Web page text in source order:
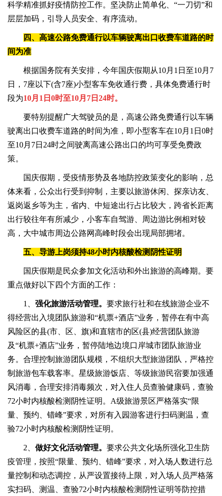
科学精准抓好疫情防控工作。坚决防止简单化、“一刀切”和
层层加码，引导人员安全、有序流动。
四、高速公路免费通行以车辆驶离出口收费车道路的时
间为准
根据国务院有关安排，今年国庆假期从10月1日至10月7
日，7座以下(含7座)小型客车免收通行费，具体免费通行时
段为10月1日0时至10月7日24时。
要特别提醒广大驾驶员的是，高速公路免费通行以车辆
驶离出口收费车道路的时间为准，即小型客车在10月1日0时
至10月7日24时之间驶离高速公路出口的均可享受免费政
策。
国庆假期，受疫情形势及各地防控政策变化的影响，总
体来看，公众出行受到抑制，主要以旅游休闲、探亲访友、
返岗返乡等为主，省内、中短途出行占比较大，跨省长距离
出行较往年有所减少，小客车自驾游、周边游比例相对较
高，大中城市周边公路网高峰时段会出现局部拥堵。
五、导游上岗须持48小时内核酸检测阴性证明
国庆假期是民众参加文化活动和外出旅游的高峰期。要
重点做好以下四个方面的工作：
1、 强化旅游活动管理。 要求旅行社和在线旅游企业不
得经营出入境团队旅游和“机票+酒店”业务，暂停在有中高
风险区的县(市、区、旗)和直辖市的区(县)经营团队旅游
及“机票+酒店”业务，暂停陆地边境口岸城市团队旅游业
务。合理控制旅游团队规模，不组织大型旅游团队，严格控
制旅游包车载客率。星级旅游饭店、等级旅游民宿要加强通
风消毒，合理安排消毒频次，对入住人员查验健康码，查验
72小时内核酸检测阴性证明。A级旅游景区严格落实“限
量、预约、错峰”要求，对所有入园游客进行扫码测温，查
验72小时内核酸检测阴性证明。
2、 做好文化活动管理。 要求公共文化场所强化卫生防
疫管理，按照“限量、预约、错峰”要求，对入场人数进行总
量控制和动态调控，从严设置接待上限，对入场人员严格落
实扫码、测温、查验72小时内核酸检测阴性证明等防控措